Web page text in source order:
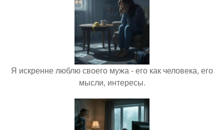
Я искренне люблю своего мужа - его как человека, его
мысли, интересы.